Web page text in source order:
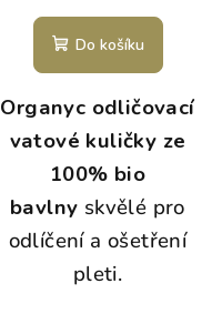
Do košíku
Organyc odličovací
vatové kuličky ze
100% bio
bavlny skvělé pro
odlíčení a ošetření
pleti.